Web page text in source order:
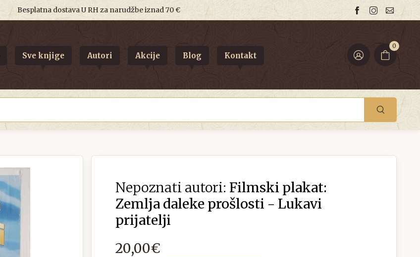
Besplatna dostava U RH za narudžbe iznad 70 €
0
Sve knjige Autori Akcije Blog Kontakt
Nepoznati autori: Filmski plakat:
Zemlja daleke prošlosti - Lukavi
prijatelji
20,00€